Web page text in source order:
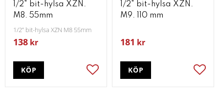
1/2" bit-hylsa XZN.
M8. 55mm
1/2” bit-hylsa XZN M8 55mm
138 kr
Lägg till i favoriter
KÖP
1/2" bit-hylsa XZN.
M9. 110 mm
181 kr
KÖP